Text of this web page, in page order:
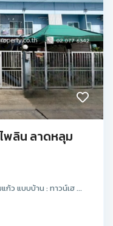
พลิน ลาดหลุม
ว แบบบ้าน : ทาวน์เฮ ...